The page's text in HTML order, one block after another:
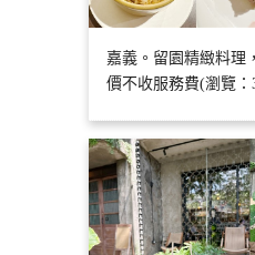
嘉義。留園精緻料理
價不收服務費(瀏覽：